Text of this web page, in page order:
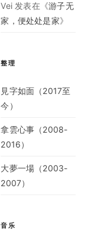
Vei 发表在《游子无
家，便处处是家》
整理
見字如面（2017至
今）
拿雲心事（2008-
2016）
大夢一場（2003-
2007）
音乐